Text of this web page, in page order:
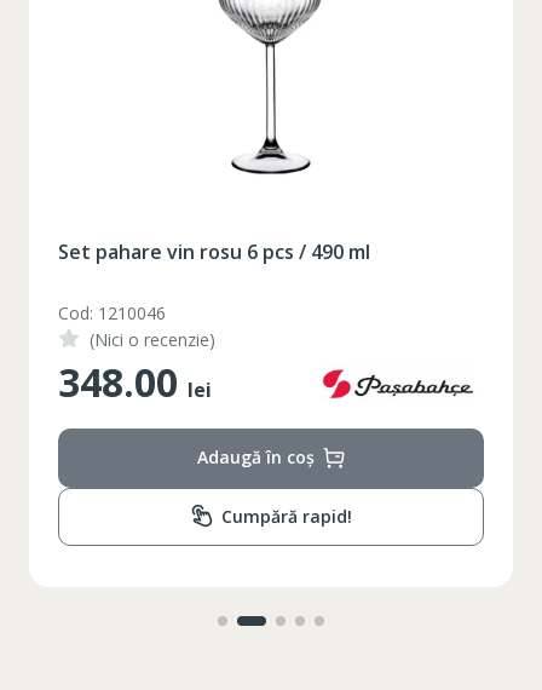
XS
Circumferinta taliei
Set pahare vin rosu 6 pcs / 490 ml
Cod: 1210046
(Nici o recenzie)
348.00 lei
Adaugă în coș
Cumpără rapid!